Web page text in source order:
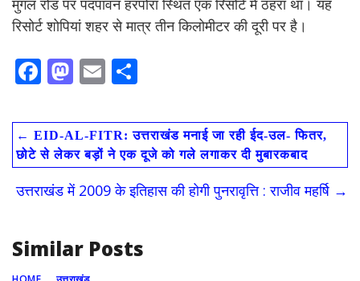
मुगल रोड पर पदपावन हरपोरा स्थित एक रिसोर्ट में ठहरा था। यह
रिसोर्ट शोपियां शहर से मात्र तीन किलोमीटर की दूरी पर है।
F
e
b
o
o
M
to
d
o
n
E
ai
l
ar
e
← EID-AL-FITR: उत्तराखंड मनाई जा रही ईद-उल- फितर,
छोटे से लेकर बड़ों ने एक दूजे को गले लगाकर दी मुबारकबाद
उत्तराखंड में 2009 के इतिहास की होगी पुनरावृत्ति : राजीव महर्षि →
Similar Posts